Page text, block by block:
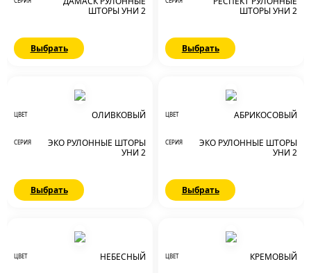
ШТОРЫ УНИ 2
Выбрать
ШТОРЫ УНИ 2
Выбрать
ЦВЕТ ОЛИВКОВЫЙ
СЕРИЯ
ЭКО РУЛОННЫЕ ШТОРЫ
УНИ 2
Выбрать
ЦВЕТ АБРИКОСОВЫЙ
СЕРИЯ
ЭКО РУЛОННЫЕ ШТОРЫ
УНИ 2
Выбрать
ЦВЕТ НЕБЕСНЫЙ ЦВЕТ КРЕМОВЫЙ